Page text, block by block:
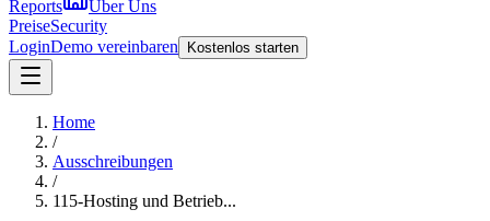
Reports
Über Uns
PreiseSecurity
LoginDemo vereinbaren Kostenlos starten
Home
/
Ausschreibungen
/
115-Hosting und Betrieb...